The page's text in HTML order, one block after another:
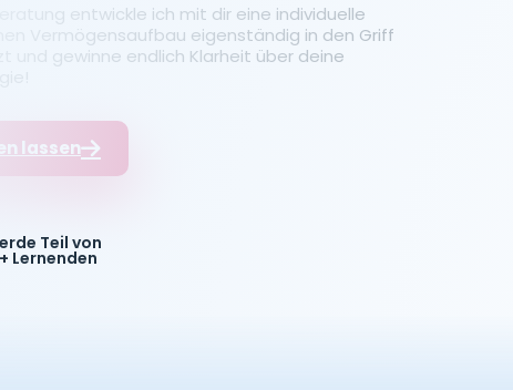
entwickle ich mit dir eine individuelle
Vermögensaufbau eigenständig in den Griff
und gewinne endlich Klarheit über deine
lassen
Teil von
Lernenden